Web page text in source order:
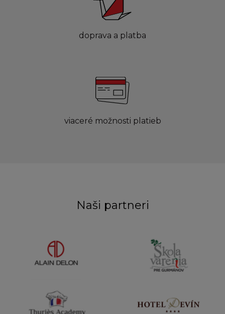
doprava a platba
viaceré možnosti platieb
Naši partneri